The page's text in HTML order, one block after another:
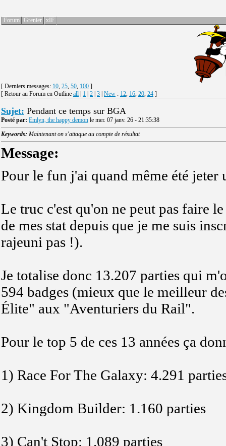
Forum Grenier xIF
[ Derniers messages: 10, 25, 50, 100 ]
[ Retour au Forum en Outline all 1 2 3 New : 12, 16, 20, 24 ]
Sujet: Pendant ce temps sur BGA
Posté par: Emlyn, the happy demon le mer. 07 janv. 26 - 21:35:38
Keywords: Maintenant on s'attaque au compte de résultat
Message:
Pour le fun j'ai quand même été
Le truc c'est qu'on ne peut pas faire
de mes stat depuis que je me suis
rajeuni pas !).
Je totalise donc 13.207 parties qui
594 badges (mieux que le meilleur
Élite" aux "Aventuriers du Rail".
Pour le top 5 de ces 13 années ça
1) Race For The Galaxy: 4.291
2) Kingdom Builder: 1.160 parties
3) Can't Stop: 1.089 parties